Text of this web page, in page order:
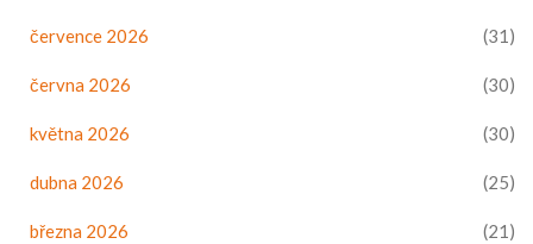
července 2026 (31)
června 2026 (30)
května 2026 (30)
dubna 2026 (25)
března 2026 (21)